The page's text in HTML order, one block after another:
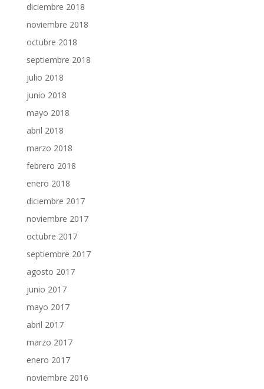
diciembre 2018
noviembre 2018
octubre 2018
septiembre 2018
julio 2018
junio 2018
mayo 2018
abril 2018
marzo 2018
febrero 2018
enero 2018
diciembre 2017
noviembre 2017
octubre 2017
septiembre 2017
agosto 2017
junio 2017
mayo 2017
abril 2017
marzo 2017
enero 2017
noviembre 2016